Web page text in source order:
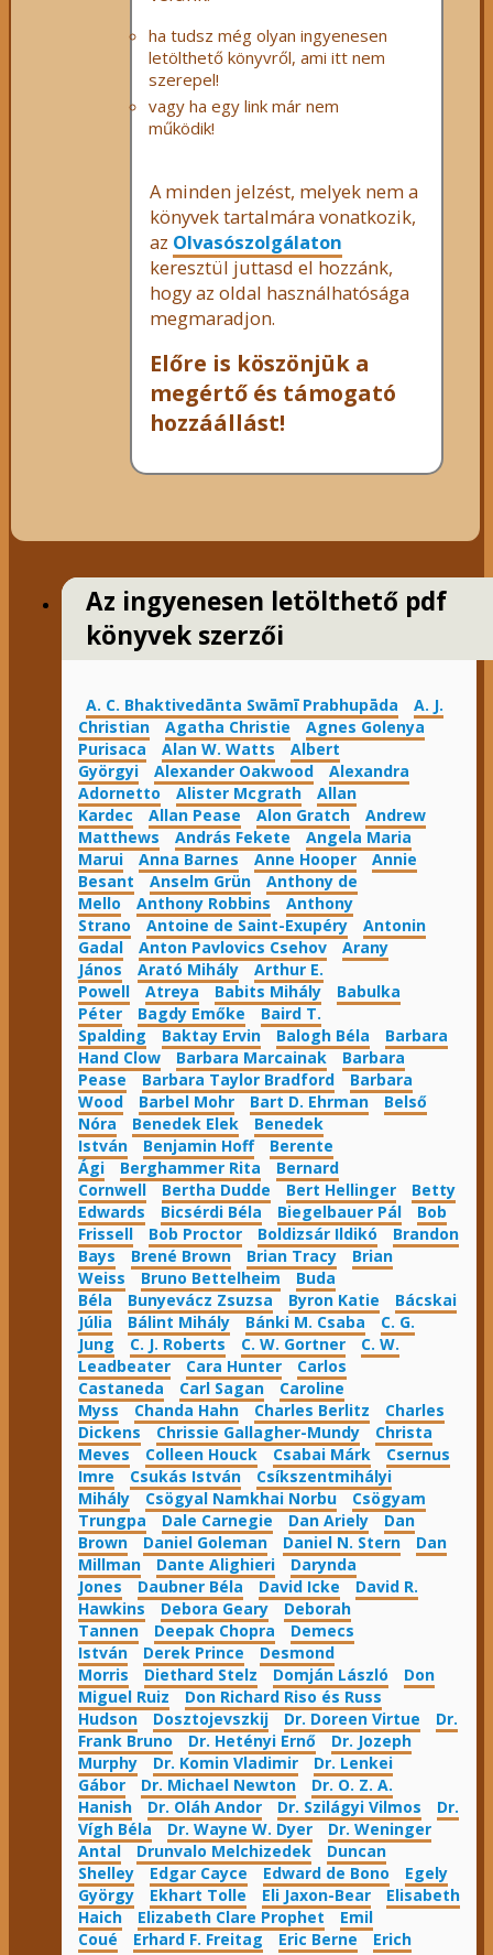
ha tudsz még olyan ingyenesen
letölthető könyvről, ami itt nem
szerepel!
vagy ha egy link már nem
működik!
A minden jelzést, melyek nem a
könyvek tartalmára vonatkozik,
az Olvasószolgálaton
keresztül juttasd el hozzánk,
hogy az oldal használhatósága
megmaradjon.
Előre is köszönjük a
megértő és támogató
hozzáállást!
Az ingyenesen letölthető pdf
könyvek szerzői
A. C. Bhaktivedānta Swāmī Prabhupāda
A. J.
Christian
Agatha Christie
Agnes Golenya
Purisaca
Alan W. Watts
Albert
Györgyi
Alexander Oakwood
Alexandra
Adornetto
Alister Mcgrath
Allan
Kardec
Allan Pease Alon Gratch
Andrew
Matthews
András Fekete
Angela Maria
Marui
Anna Barnes Anne Hooper
Annie
Besant
Anselm Grün
Anthony de
Mello
Anthony Robbins
Anthony
Strano
Antoine de Saint-Exupéry
Antonin
Gadal
Anton Pavlovics Csehov
Arany
János
Arató Mihály
Arthur E.
Powell
Atreya Babits Mihály
Babulka
Péter
Bagdy Emőke
Baird T.
Spalding
Baktay Ervin Balogh Béla
Barbara
Hand Clow
Barbara Marcainak
Barbara
Pease
Barbara Taylor Bradford
Barbara
Wood
Barbel Mohr Bart D. Ehrman
Belső
Nóra
Benedek Elek
Benedek
István
Benjamin Hoff
Berente
Ági
Berghammer Rita
Bernard
Cornwell
Bertha Dudde Bert Hellinger
Betty
Edwards
Bicsérdi Béla Biegelbauer Pál
Bob
Frissell
Bob Proctor Boldizsár Ildikó
Brandon
Bays
Brené Brown Brian Tracy
Brian
Weiss
Bruno Bettelheim
Buda
Béla
Bunyevácz Zsuzsa Byron Katie
Bácskai
Júlia
Bálint Mihály Bánki M. Csaba
C. G.
Jung
C. J. Roberts C. W. Gortner
C. W.
Leadbeater
Cara Hunter
Carlos
Castaneda
Carl Sagan
Caroline
Myss
Chanda Hahn Charles Berlitz
Charles
Dickens
Chrissie Gallagher-Mundy
Christa
Meves
Colleen Houck Csabai Márk
Csernus
Imre
Csukás István
Csíkszentmihályi
Mihály
Csögyal Namkhai Norbu
Csögyam
Trungpa
Dale Carnegie Dan Ariely
Dan
Brown
Daniel Goleman Daniel N. Stern
Dan
Millman
Dante Alighieri
Darynda
Jones
Daubner Béla David Icke
David R.
Hawkins
Debora Geary
Deborah
Tannen
Deepak Chopra
Demecs
István
Derek Prince
Desmond
Morris
Diethard Stelz Domján László
Don
Miguel Ruiz
Don Richard Riso és Russ
Hudson
Dosztojevszkij Dr. Doreen Virtue
Dr.
Frank Bruno
Dr. Hetényi Ernő
Dr. Jozeph
Murphy
Dr. Komin Vladimir
Dr. Lenkei
Gábor
Dr. Michael Newton
Dr. O. Z. A.
Hanish
Dr. Oláh Andor Dr. Szilágyi Vilmos
Dr.
Vígh Béla
Dr. Wayne W. Dyer
Dr. Weninger
Antal
Drunvalo Melchizedek
Duncan
Shelley
Edgar Cayce Edward de Bono
Egely
György
Ekhart Tolle Eli Jaxon-Bear
Elisabeth
Haich
Elizabeth Clare Prophet
Emil
Coué
Erhard F. Freitag Eric Berne
Erich